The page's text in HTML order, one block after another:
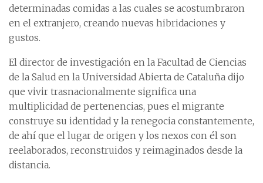
determinadas comidas a las cuales se acostumbraron
en el extranjero, creando nuevas hibridaciones y
gustos.
El director de investigación en la Facultad de Ciencias
de la Salud en la Universidad Abierta de Cataluña dijo
que vivir trasnacionalmente significa una
multiplicidad de pertenencias, pues el migrante
construye su identidad y la renegocia constantemente,
de ahí que el lugar de origen y los nexos con él son
reelaborados, reconstruidos y reimaginados desde la
distancia.